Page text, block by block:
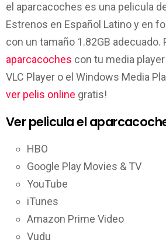
el aparcacoches es una pelicula
Estrenos en Español Latino y en
con un tamaño 1.82GB adecuado.
aparcacoches con tu media
VLC Player o el Windows Media
ver pelis online gratis!
Ver pelicula el
HBO
Google Play Movies & TV
YouTube
iTunes
Amazon Prime Video
Vudu